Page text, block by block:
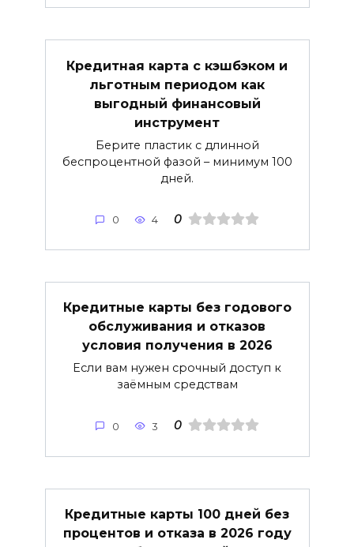
Кредитная карта с кэшбэком и
льготным периодом как
выгодный финансовый
инструмент
Берите пластик с длинной
беспроцентной фазой – минимум 100
дней.
0 4 0
Кредитные карты без годового
обслуживания и отказов
условия получения в 2026
Если вам нужен срочный доступ к
заёмным средствам
0 3 0
Кредитные карты 100 дней без
процентов и отказа в 2026 году